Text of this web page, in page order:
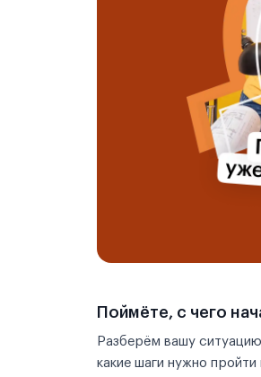
Поймёте, с чего
Разберём вашу
какие шаги нужно